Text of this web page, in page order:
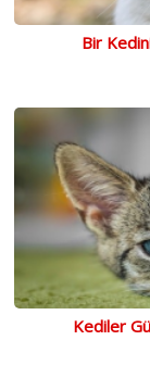
Bir
Kediler